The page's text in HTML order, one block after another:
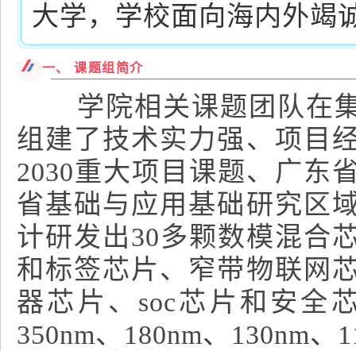
大学，学校面向海内外竭
一、 课题组简介
学院相关课题团队在集
组建了技术实力强、项目
2030重大项目课题、广东
省基础与应用基础研究区
计研发出30多颗数模混合
和标签芯片、窄带物联网
器芯片、soc芯片和安全
350nm、180nm、130nm、